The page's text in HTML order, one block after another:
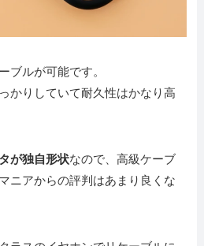
ブルが可能です。
かりしていて耐久性はかなり高
が独自形状なので、高級ケーブ
ニアからの評判はあまり良くな